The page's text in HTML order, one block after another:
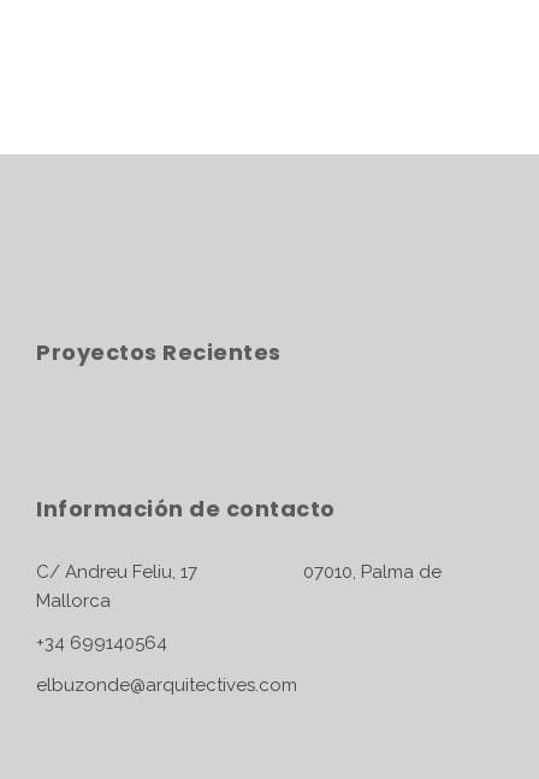
Proyectos Recientes
Información de contacto
C/ Andreu Feliu, 17 07010, Palma de
Mallorca
+34 699140564
elbuzonde@arquitectives.com